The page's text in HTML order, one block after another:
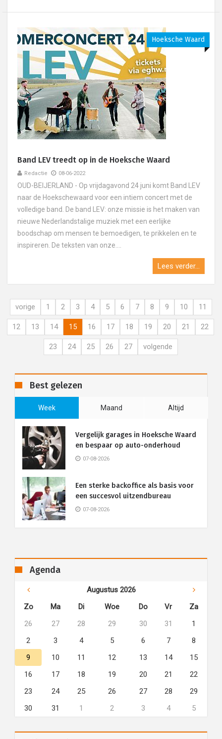
Hoeksche Waard
Band LEV treedt op in de Hoeksche Waard
Redactie 08-06-2022
OUD-BEIJERLAND - Op vrijdagavond 24 juni komt Band LEV
naar de Hoekschewaard voor een intiem concert met de
volledige band. De band LEV: onze missie is het maken van
nieuwe Nederlandstalige muziek met een eerlijke
boodschap om mensen te bemoedigen, te prikkelen en te
inspireren. De teksten van onze....
Lees verder...
vorige 1 2 3 4 5 6 7 8 9 10 11
12 13 14 15 16 17 18 19 20 21 22
23 24 25 26 27 volgende
Best gelezen
Week Maand Altijd
Vergelijk garages in Hoeksche Waard
en bespaar op auto-onderhoud
07-08-2026
Een sterke backoffice als basis voor
een succesvol uitzendbureau
07-08-2026
Agenda
Augustus 2026
Zo
Ma Di Woe Do Vr
Za
26
27 28 29 30 31
1
2
3 4 5 6 7
8
9
10 11 12 13 14
15
16
17 18 19 20 21
22
23
24 25 26 27 28
29
30
31 1 2 3 4 5